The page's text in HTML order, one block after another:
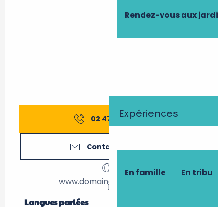
Rendez-vous aux
Expériences
En famille En tribu
02 47 65 80▒▒
Contactez-nous
www.domainedebrou.com
Langues parlées
Langues parlées